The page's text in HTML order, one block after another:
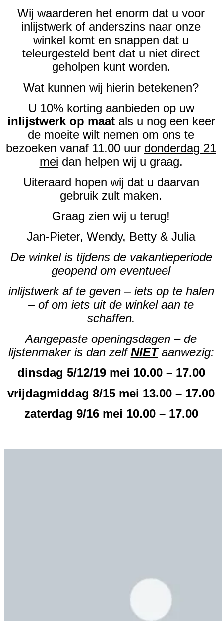
Wij waarderen het enorm dat u voor
inlijstwerk of anderszins naar onze
winkel komt en snappen dat u
teleurgesteld bent dat u niet direct
geholpen kunt worden.
Wat kunnen wij hierin betekenen?
U 10% korting aanbieden op uw
inlijstwerk op maatals u nog een keer
de moeite wilt nemen om ons te
bezoeken vanaf 11.00 uur donderdag 21
mei dan helpen wij u graag.
Uiteraard hopen wij dat u daarvan
gebruik zult maken.
Graag zien wij u terug!
Jan-Pieter, Wendy, Betty & Julia
De winkel is tijdens de vakantieperiode
geopend om eventueel
inlijstwerk af te geven – iets op te halen
– of om iets uit de winkel aan te
schaffen.
Aangepaste openingsdagen – de
lijstenmaker is dan zelfNIETaanwezig:
dinsdag 5/12/19 mei 10.00 – 17.00
vrijdagmiddag 8/15 mei 13.00 – 17.00
zaterdag 9/16 mei 10.00 – 17.00